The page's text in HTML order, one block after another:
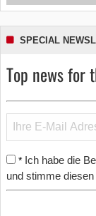
SPECIAL
Top news for
* Ich habe die
und stimme diesen